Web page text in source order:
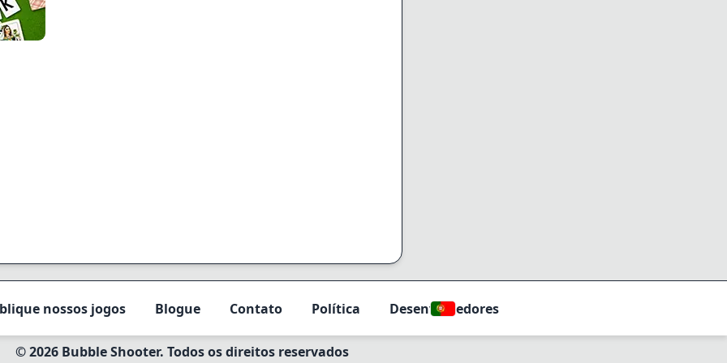
nossos jogos Blogue Contato Política Desenvolvedores
© 2026 Bubble Shooter. Todos os direitos reservados